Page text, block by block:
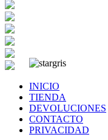
INICIO
TIENDA
DEVOLUCIONES
CONTACTO
PRIVACIDAD